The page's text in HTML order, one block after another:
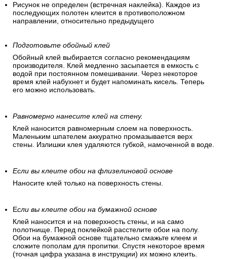
Рисунок не определен (встречная наклейка). Каждое из
последующих полотен клеится в противоположном
направлении, относительно предыдущего
Подготовьте обойный клей
Обойный клей выбирается согласно рекомендациям
производителя. Клей медленно засыпается в емкость с
водой при постоянном помешивании. Через некоторое
время клей набухнет и будет напоминать кисель. Теперь
его можно использовать.
Равномерно нанесите клей на стену.
Клей наносится равномерным слоем на поверхность.
Маленьким шпателем аккуратно промазывается верх
стены. Излишки клея удаляются губкой, намоченной в воде.
Если вы клеите обои на флизелиновой основе
Наносите клей только на поверхность стены.
Если вы клеите обои на бумажной основе
Клей наносится и на поверхность стены, и на само
полотнище. Перед поклейкой расстелите обои на полу.
Обои на бумажной основе тщательно смажьте клеем и
сложите пополам для пропитки. Спустя некоторое время
(точная цифра указана в инструкции) их можно клеить.